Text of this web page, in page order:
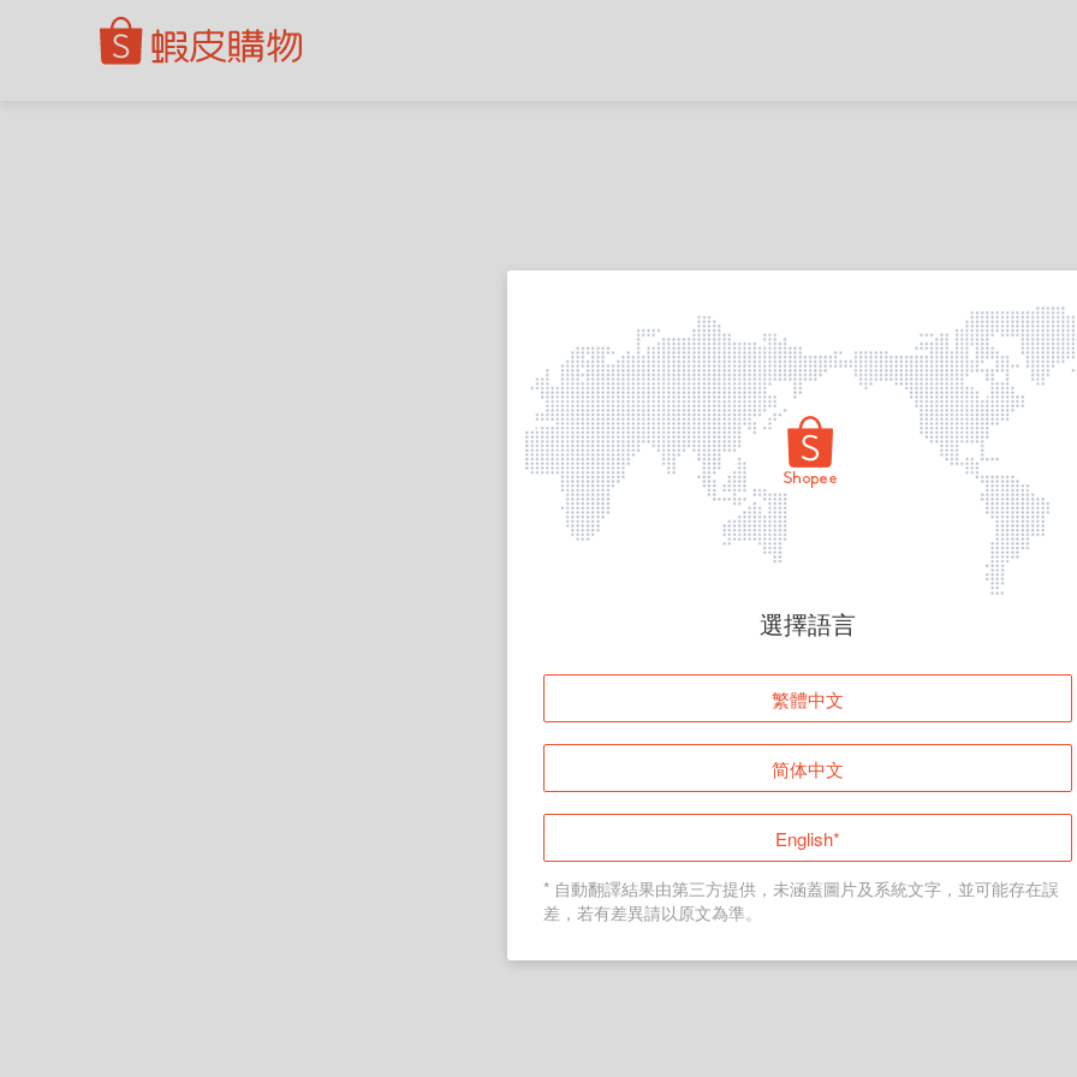
頁面無法顯示
登入
返回首頁
選擇語言
繁體中文
简体中文
English*
* 自動翻譯結果由第三方提供，未涵蓋圖片及系統文字，並可能存在誤
差，若有差異請以原文為準。